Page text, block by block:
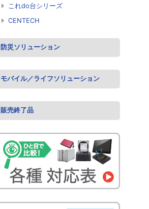
これdo台シリーズ
CENTECH
防災ソリューション
モバイル／ライフソリューション
販売終了品